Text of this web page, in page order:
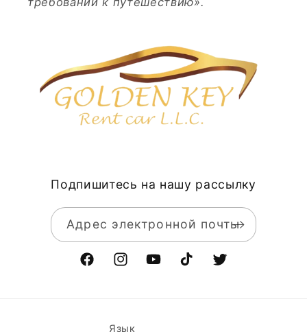
Подпишитесь на нашу рассылку
Адрес электронной почты
FacebookInstagramYouTubeTikTok Твиттер
Язык